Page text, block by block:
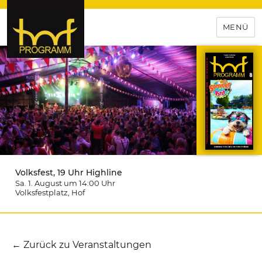
hof-programm – das
Veranstaltungsportal für
Hochfranken
MENÜ
Volksfest, 19 Uhr Highline
Sa. 1. August um 14:00 Uhr
Volksfestplatz , Hof
← Zurück zu Veranstaltungen